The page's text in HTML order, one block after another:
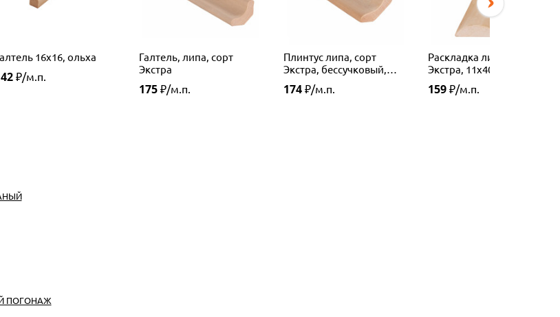
16х16, ольха
₽/м.п.
Галтель, липа, сорт
Экстра
175 ₽/м.п.
Плинтус липа, сорт
Экстра, бессучковый,
шлифованный 40мм
174 ₽/м.п.
Раскладка липа, сорт
Экстра, 11х40 мм
159 ₽/м.п.
ПОГОНАЖ